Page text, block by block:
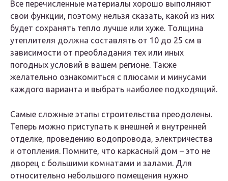
Все перечисленные материалы хорошо выполняют
свои функции, поэтому нельзя сказать, какой из них
будет сохранять тепло лучше или хуже. Толщина
утеплителя должна составлять от 10 до 25 см в
зависимости от преобладания тех или иных
погодных условий в вашем регионе. Также
желательно ознакомиться с плюсами и минусами
каждого варианта и выбрать наиболее подходящий.
Самые сложные этапы строительства преодолены.
Теперь можно приступать к внешней и внутренней
отделке, проведению водопровода, электричества
и отопления. Помните, что каркасный дом – это не
дворец с большими комнатами и залами. Для
относительно небольшого помещения нужно